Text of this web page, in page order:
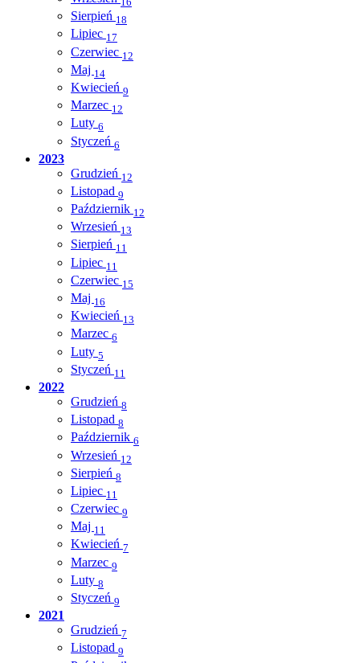
Sierpień 18
Lipiec 17
Czerwiec 12
Maj 14
Kwiecień 9
Marzec 12
Luty 6
Styczeń 6
2023
Grudzień 12
Listopad 9
Październik 12
Wrzesień 13
Sierpień 11
Lipiec 11
Czerwiec 15
Maj 16
Kwiecień 13
Marzec 6
Luty 5
Styczeń 11
2022
Grudzień 8
Listopad 8
Październik 6
Wrzesień 12
Sierpień 8
Lipiec 11
Czerwiec 9
Maj 11
Kwiecień 7
Marzec 9
Luty 8
Styczeń 9
2021
Grudzień 7
Listopad 9